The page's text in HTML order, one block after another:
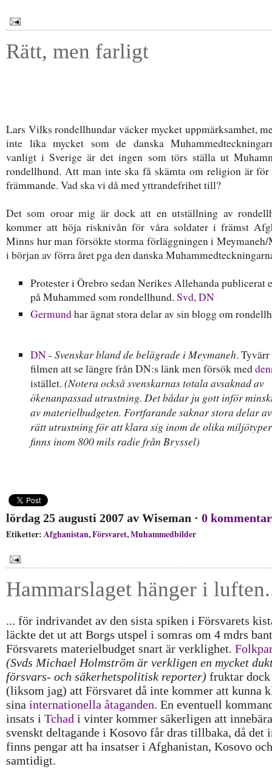
Rätt, men farligt
Lars Vilks rondellhundar väcker mycket uppmärksamhet,
inte lika mycket som de danska
vanligt i Sverige är det ingen som törs ställa ut
rondellhund. Att man inte ska få skämta om religion är
främmande. Vad ska vi då med yttrandefrihet till?
Det som oroar mig är dock att en utställning av
kommer att höja risknivån för våra soldater i främst
Minns hur man försökte storma förläggningen i Meymaneh/
i början av förra året pga den danska
Protester i Örebro sedan Nerikes Allehanda publicerat
på Muhammed som rondellhund. Svd,DN
Germundhar ägnat stora delar av sin blogg om
DN- Svenskar bland de belägrade i Meymaneh.
filmen att se längre från DN:s länk men försök med
istället. (Notera också svenskarnas totala avsaknad av
ökenanpassad utrustning. Det bådar ju gott inför
av materielbudgeten. Fortfarande saknar stora delar
rätt utrustning för att klara sig inom de olika
finns inom 800 mils radie från Bryssel)
lördag 25 augusti 2007 av Wiseman · 0
Etiketter: Afghanistan,Försvaret,Muhammedbilder
Hammarslaget hänger i
... för indrivandet av den sista spiken i Försvarets
läckte det ut att Borgs utspel i somras om 4 mdrs
Försvarets materielbudget snart är verklighet.
(Svds Michael Holmström är verkligen en mycket
försvars- och säkerhetspolitisk reporter) fruktar dock
(liksom jag) att Försvaret då inte kommer att kunna
sina internationella åtaganden. En eventuell
insats i Tchad i vinter kommer säkerligen att
svenskt deltagande i Kosovo får dras tillbaka, då det
finns pengar att ha insatser i Afghanistan, Kosovo
samtidigt.